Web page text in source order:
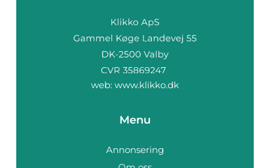
web: www.klikko.dk
Menu
Annonsering